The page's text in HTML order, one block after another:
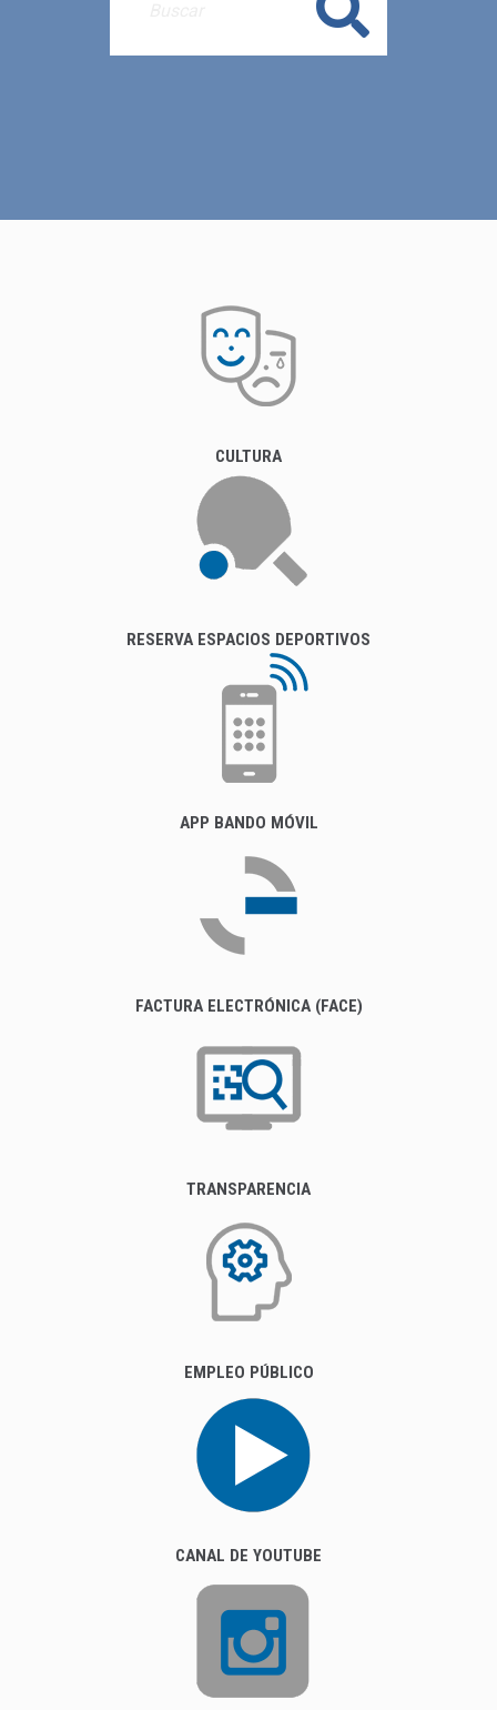
Buscar
CULTURA
RESERVA ESPACIOS DEPORTIVOS
APP BANDO MÓVIL
FACTURA ELECTRÓNICA (FACE)
TRANSPARENCIA
EMPLEO PÚBLICO
CANAL DE YOUTUBE